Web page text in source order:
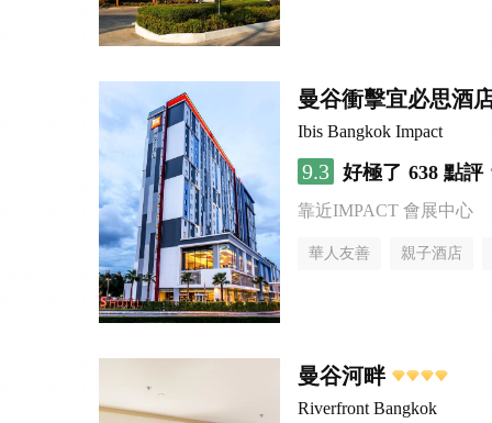
曼谷衝擊宜必思酒
Ibis Bangkok Impact
9.3 好極了 638 點評
靠近IMPACT 會展中心
華人友善 親子酒店
曼谷河畔
Riverfront Bangkok